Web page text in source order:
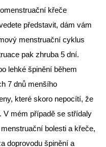
křeče
představit, dám vám
menstruační cyklus
pak zhruba 5 dní.
lehké špinění během
7 dnů menšího
které skoro nepocítí, že
V mém případě se střídaly
bolesti a křeče,
doprovodu špinění a